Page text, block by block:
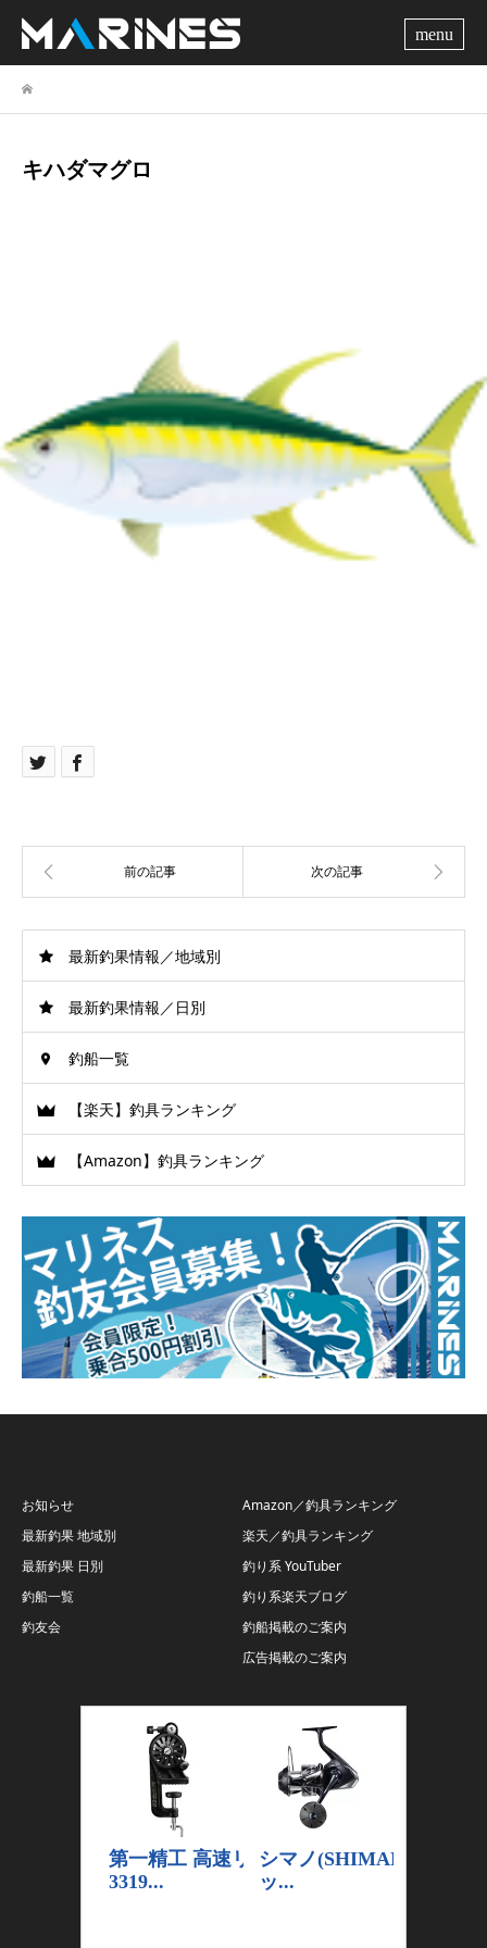
キハダマグロ
最新釣果情報／地域別
最新釣果情報／日別
釣船一覧
【楽天】釣具ランキング
【Amazon】釣具ランキング
お知らせ
最新釣果 地域別
最新釣果 日別
釣船一覧
釣友会
Amazon／釣具ランキング
楽天／釣具ランキング
釣り系 YouTuber
釣り系楽天ブログ
釣船掲載のご案内
広告掲載のご案内